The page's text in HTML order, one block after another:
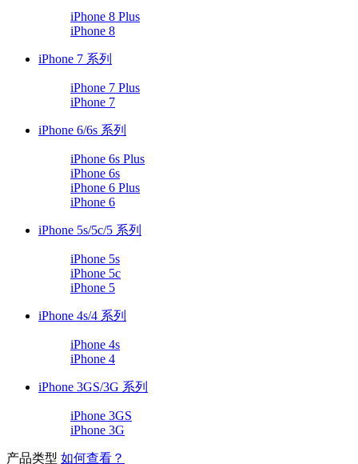
iPhone 8 Plus
iPhone 8
iPhone 7 系列
iPhone 7 Plus
iPhone 7
iPhone 6/6s 系列
iPhone 6s Plus
iPhone 6s
iPhone 6 Plus
iPhone 6
iPhone 5s/5c/5 系列
iPhone 5s
iPhone 5c
iPhone 5
iPhone 4s/4 系列
iPhone 4s
iPhone 4
iPhone 3GS/3G 系列
iPhone 3GS
iPhone 3G
产品类型 如何查看？